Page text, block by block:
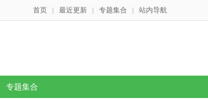
首页 | 最近更新 | 专题集合 | 站内导航
专题集合